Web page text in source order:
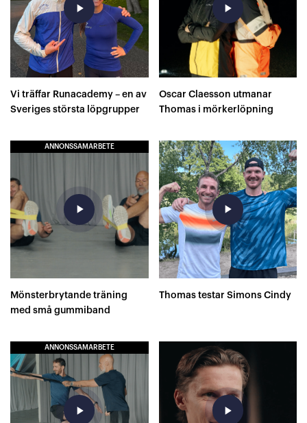
play_arrow
Vi träffar Runacademy – en av
Sveriges största löpgrupper
play_arrow
Oscar Claesson utmanar
Thomas i mörkerlöpning
ANNONSSAMARBETE
play_arrow
Mönsterbrytande träning
med små gummiband
play_arrow
Thomas testar Simons Cindy
ANNONSSAMARBETE
play_arrow play_arrow